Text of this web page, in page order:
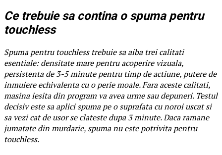
Ce trebuie sa contina o spuma pentru
touchless
Spuma pentru touchless trebuie sa aiba trei calitati
esentiale: densitate mare pentru acoperire vizuala,
persistenta de 3-5 minute pentru timp de actiune, putere de
inmuiere echivalenta cu o perie moale. Fara aceste calitati,
masina iesita din program va avea urme sau depuneri. Testul
decisiv este sa aplici spuma pe o suprafata cu noroi uscat si
sa vezi cat de usor se clateste dupa 3 minute. Daca ramane
jumatate din murdarie, spuma nu este potrivita pentru
touchless.